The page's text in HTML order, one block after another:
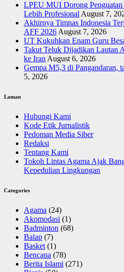
LPEU MUI Dorong
Lebih Profesional August 7,
Akhirnya Timnas Indonesia
AFF 2026 August 7, 2026
UT Kukuhkan Enam Guru
Takut Teluk Dijadikan Lautan
ke Iran August 6, 2026
Gempa M5,3 di Pangandaran,
5, 2026
Laman
Hubungi Kami
Kode Etik Jurnalistik
Pedoman Media Siber
Redaksi
Tentang Kami
Tokoh Lintas Agama Ajak
Kepedulian Lingkungan
Categories
Agama (24)
Akomodasi (1)
Badminton (68)
Balap (7)
Basket (1)
Bencana (78)
Berita Islami (271)